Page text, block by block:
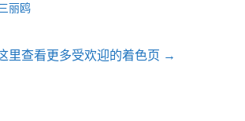
丽鸥
里查看更多受欢迎的着色页 →